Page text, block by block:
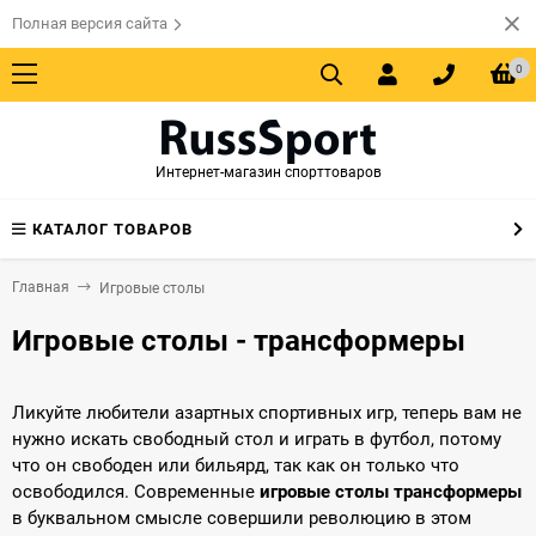
Полная версия сайта
0
Интернет-магазин спорттоваров
КАТАЛОГ ТОВАРОВ
Главная Игровые столы
Игровые столы - трансформеры
Ликуйте любители азартных спортивных игр, теперь вам не
нужно искать свободный стол и играть в футбол, потому
что он свободен или бильярд, так как он только что
освободился. Современные игровые столы трансформеры
в буквальном смысле совершили революцию в этом